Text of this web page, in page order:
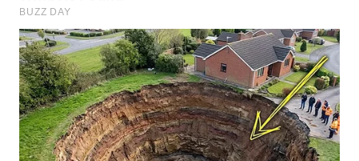
WN
SIMALUNGUN
WN
LABUHANBATU
WN